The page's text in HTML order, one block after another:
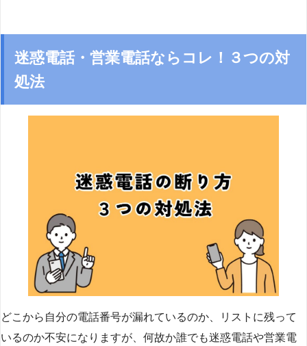
迷惑電話・営業電話ならコレ！３つの対
処法
どこから自分の電話番号が漏れているのか、リストに残って
いるのか不安になりますが、何故か誰でも迷惑電話や営業電